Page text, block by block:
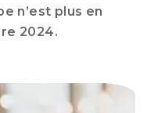
n’est plus en
2024.